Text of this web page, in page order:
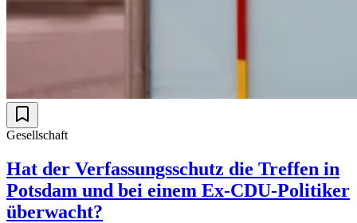
Gesellschaft
Hat der Verfassungsschutz die Treffen in
Potsdam und bei einem Ex-CDU-Politiker
überwacht?